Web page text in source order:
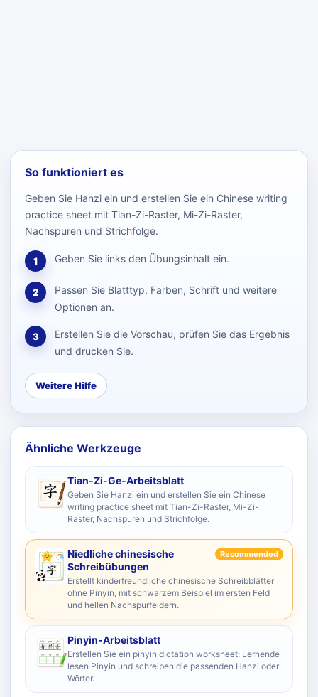
So funktioniert es
Geben Sie Hanzi ein und erstellen Sie ein Chinese writing
practice sheet mit Tian-Zi-Raster, Mi-Zi-Raster,
Nachspuren und Strichfolge.
1 Geben Sie links den Übungsinhalt ein.
2
Passen Sie Blatttyp, Farben, Schrift und weitere
Optionen an.
3
Erstellen Sie die Vorschau, prüfen Sie das Ergebnis
und drucken Sie.
Weitere Hilfe
Ähnliche Werkzeuge
Tian-Zi-Ge-Arbeitsblatt
Geben Sie Hanzi ein und erstellen Sie ein Chinese
writing practice sheet mit Tian-Zi-Raster, Mi-Zi-
Raster, Nachspuren und Strichfolge.
Niedliche chinesische
Schreibübungen
Recommended
Erstellt kinderfreundliche chinesische Schreibblätter
ohne Pinyin, mit schwarzem Beispiel im ersten Feld
und hellen Nachspurfeldern.
Pinyin-Arbeitsblatt
Erstellen Sie ein pinyin dictation worksheet: Lernende
lesen Pinyin und schreiben die passenden Hanzi oder
Wörter.